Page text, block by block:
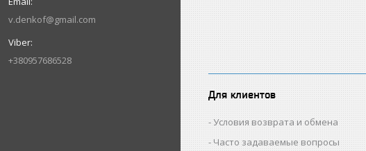
v.denkof@gmail.com
+380957686528
Для клиентов
Условия возврата и обмена
Часто задаваемые вопросы